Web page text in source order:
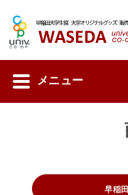
メニュー
早稲